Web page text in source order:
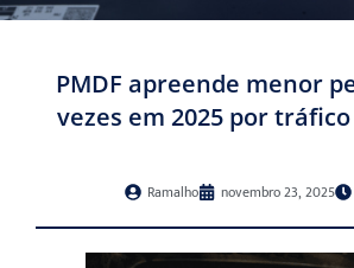
PMDF apreende menor
vezes em 2025 por
Ramalho novembro 23, 2025